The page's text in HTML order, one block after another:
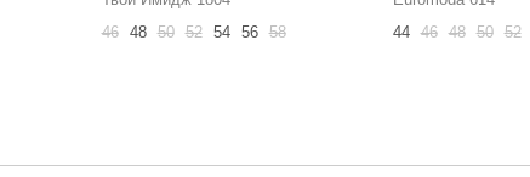
46
48 50 52 54 56 58
44 46 48 50 52